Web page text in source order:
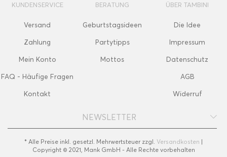
KUNDENSERVICE
Versand
Zahlung
Mein Konto
FAQ - Häufige Fragen
Kontakt
BERATUNG
Geburtstagsideen
Partytipps
Mottos
ÜBER TAMBINI
Die Idee
Impressum
Datenschutz
AGB
Widerruf
NEWSLETTER
* Alle Preise inkl. gesetzl. Mehrwertsteuer zzgl. Versandkosten |
Copyright © 2021, Mank GmbH - Alle Rechte vorbehalten